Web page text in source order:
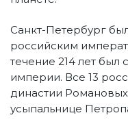
Санкт-Петербург
российским
течение 214 лет был
империи. Все 13
династии
усыпальнице